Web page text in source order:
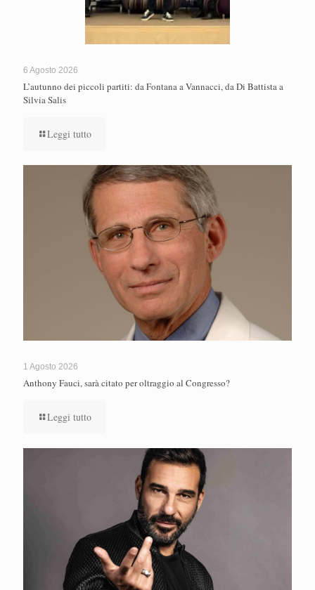
6 Agosto 2026
L’autunno dei piccoli partiti: da Fontana a Vannacci, da Di Battista a
Silvia Salis
Leggi tutto
1 Agosto 2026
Anthony Fauci, sarà citato per oltraggio al Congresso?
Leggi tutto